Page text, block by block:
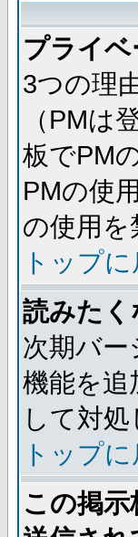
プライ
3つの理
（PMは
板でPM
PMの使
の使用
トップに
読みたく
次期バ
機能を追
して対
トップに
この掲